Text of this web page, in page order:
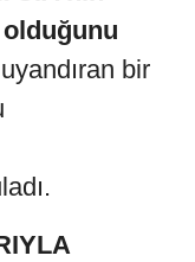
olduğunu
bir